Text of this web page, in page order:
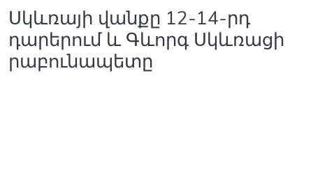
Սկևռայի վանքը 12-14-րդ
դարերում և Գևորգ Սկևռացի
րաբունապետը